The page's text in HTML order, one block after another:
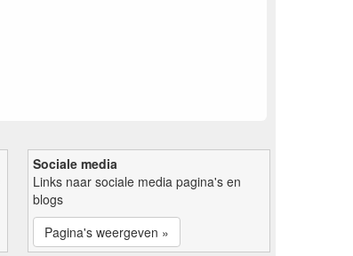
Sociale media
Links naar sociale media pagina's en
blogs
Pagina's weergeven »